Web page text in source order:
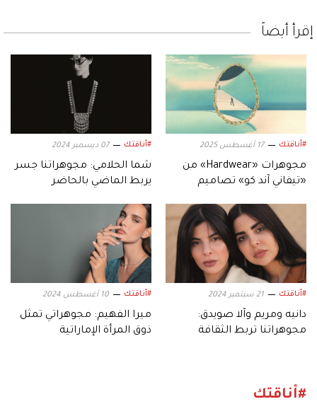
إقرأ أيضاً
#أناقتك 17 أغسطس 2025
مجوهرات «Hardwear» من
«تيفاني آند كو» تصاميم
#أناقتك 07 ديسمبر 2024
شما الحلامي: مجوهراتنا جسر
يربط الماضي بالحاضر
#أناقتك 21 سبتمبر 2024
دانيه ومريم وآلا صويدق:
مجوهراتنا تربط الثقافة
#أناقتك 10 أغسطس 2024
ميرا الفهيم: مجوهراتي تمثل
ذوق المرأة الإماراتية
#أناقتك